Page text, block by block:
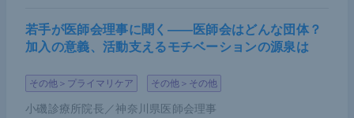
適応でも保険収載されている。このような経緯を踏
にインパクトの大きい出来事だったといえるだろ
う。
若手が医師会理事に聞く――医師会はどんな団体？
加入の意義、活動支えるモチベーションの源泉は
その他＞プライマリケア その他＞その他
小磯診療所院長／神奈川県医師会理事